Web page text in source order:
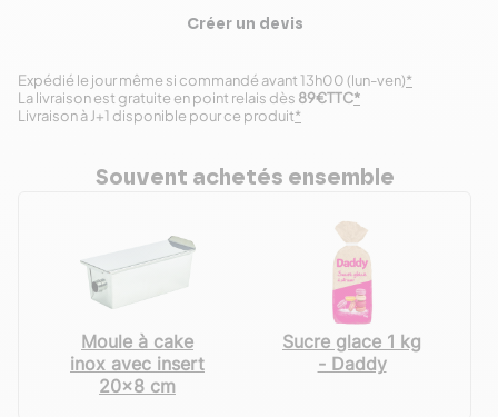
Créer un devis
Expédié le jour même si commandé avant 13h00 (lun-ven)*
Livraison à J+1 disponible pour ce produit*
La livraison est gratuite en point relais dès 89€TTC*
Souvent achetés ensemble
Moule à cake
inox avec insert
20x8 cm
Sucre glace 1 kg
- Daddy